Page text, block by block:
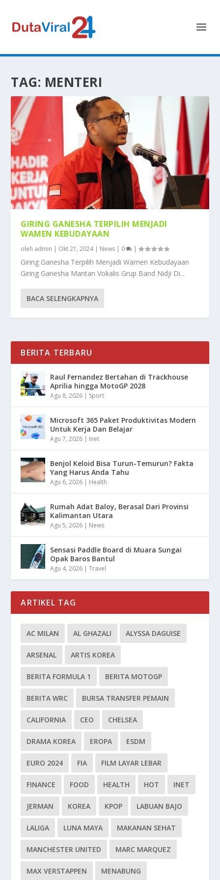
TAG: MENTERI
GIRING GANESHA TERPILIH MENJADI
WAMEN KEBUDAYAAN
oleh admin | Okt 21, 2024| News | 0 |
Giring Ganesha Terpilih Menjadi Wamen Kebudayaan
Giring Ganesha Mantan Vokalis Grup Band Nidji Di...
BACA SELENGKAPNYA
BERITA TERBARU
Raul Fernandez Bertahan di Trackhouse
Aprilia hingga MotoGP 2028
Agu 8, 2026 | Sport
Microsoft 365 Paket Produktivitas Modern
Untuk Kerja Dan Belajar
Agu 7, 2026 | Inet
Benjol Keloid Bisa Turun-Temurun? Fakta
Yang Harus Anda Tahu
Agu 6, 2026 | Health
Rumah Adat Baloy, Berasal Dari Provinsi
Kalimantan Utara
Agu 5, 2026 | News
Sensasi Paddle Board di Muara Sungai
Opak Baros Bantul
Agu 4, 2026 |Travel
ARTIKEL TAG
AC MILAN AL GHAZALI ALYSSA DAGUISE
ARSENAL ARTIS KOREA
BERITA FORMULA 1 BERITA MOTOGP
BERITA WRC BURSA TRANSFER PEMAIN
CALIFORNIA CEO CHELSEA
DRAMA KOREA EROPA ESDM
EURO 2024 FIA FILM LAYAR LEBAR
FINANCE FOOD HEALTH HOT INET
JERMAN KOREA KPOP LABUAN BAJO
LALIGA LUNA MAYA MAKANAN SEHAT
MANCHESTER UNITED MARC MARQUEZ
MAX VERSTAPPEN MENABUNG